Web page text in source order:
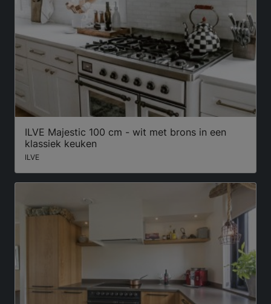
ILVE Majestic 100 cm - wit met brons in een
klassiek keuken
ILVE